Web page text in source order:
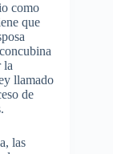
como
que
concubina
la
llamado
de
.
, las